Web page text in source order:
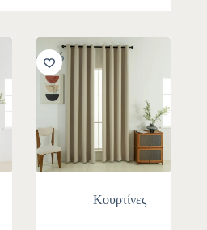
-10%
Κουρτίνες